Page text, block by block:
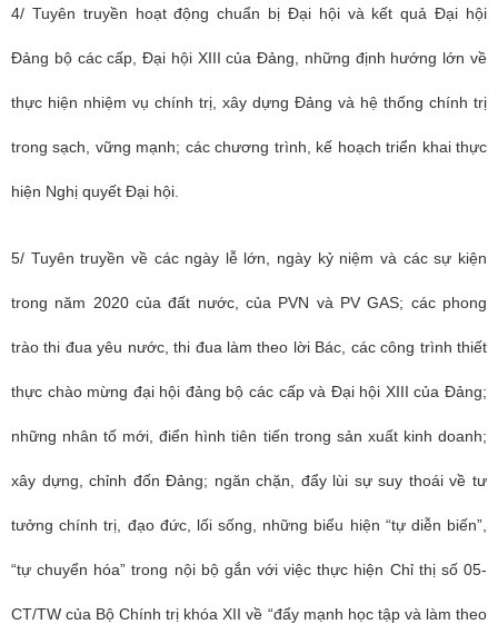
4/ Tuyên truyền hoạt động chuẩn bị Đại hội và kết quả Đại hội
Đảng bộ các cấp, Đại hội XIII của Đảng, những định hướng lớn về
thực hiện nhiệm vụ chính trị, xây dựng Đảng và hệ thống chính trị
trong sạch, vững mạnh; các chương trình, kế hoạch triển khai thực
hiện Nghị quyết Đại hội.
5/ Tuyên truyền về các ngày lễ lớn, ngày kỷ niệm và các sự kiện
trong năm 2020 của đất nước, của PVN và PV GAS; các phong
trào thi đua yêu nước, thi đua làm theo lời Bác, các công trình thiết
thực chào mừng đại hội đảng bộ các cấp và Đại hội XIII của Đảng;
những nhân tố mới, điển hình tiên tiến trong sản xuất kinh doanh;
xây dựng, chỉnh đốn Đảng; ngăn chặn, đẩy lùi sự suy thoái về tư
tưởng chính trị, đạo đức, lối sống, những biểu hiện “tự diễn biến”,
“tự chuyển hóa” trong nội bộ gắn với việc thực hiện Chỉ thị số 05-
CT/TW của Bộ Chính trị khóa XII về “đẩy mạnh học tập và làm theo